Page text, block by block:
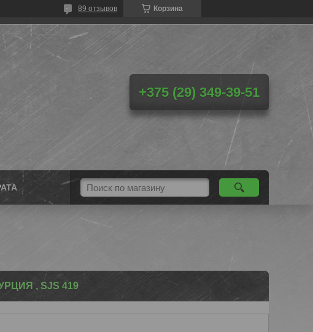
Корзина
89 отзывов
+375 (29) 349-39-51
, SJS 419